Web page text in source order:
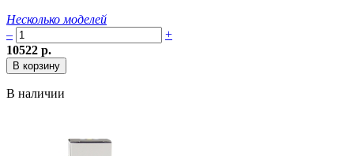
Несколько моделей
–
+
10522 р.
В наличии